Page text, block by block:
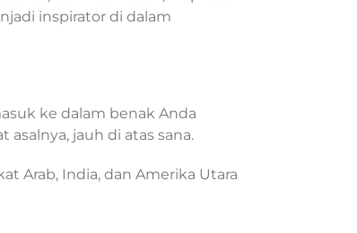
inspirator di dalam
ke dalam benak Anda
jauh di atas sana.
Arab, India, dan Amerika Utara